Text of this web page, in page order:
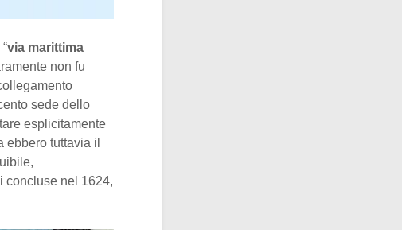
via marittima
non fu
sede dello
esplicitamente
ebbero tuttavia il
concluse nel 1624,